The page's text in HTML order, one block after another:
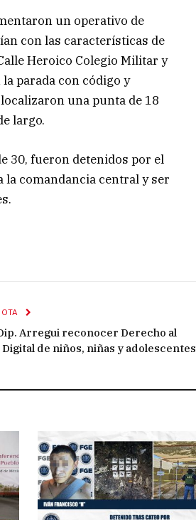
un operativo de
con las características de
Heroico Colegio Militar y
parada con código y
una punta de 18
largo.
30, fueron detenidos por el
la comandancia central y ser
Arregui reconocer Derecho al
de niños, niñas y adolescentes